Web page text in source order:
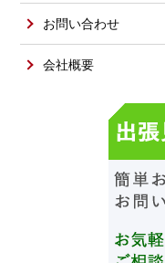
お問い合わせ
会社概要